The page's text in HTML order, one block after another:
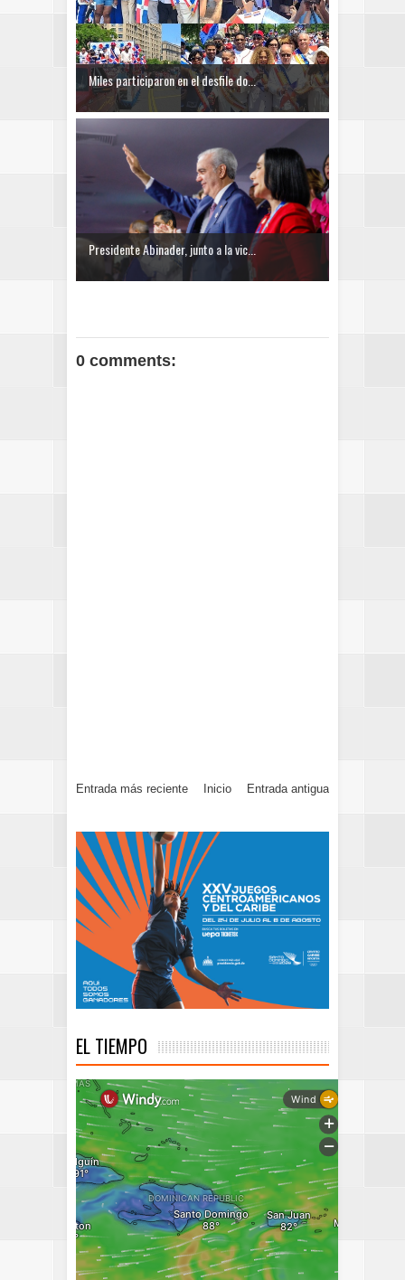
Miles participaron en el desfile do...
Presidente Abinader, junto a la vic...
0 comments:
Entrada más reciente Entrada antigua
Inicio
EL TIEMPO